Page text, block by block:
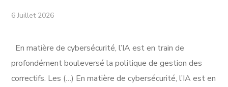
6 Juillet 2026
En matière de cybersécurité, l’IA est en train de
profondément bouleversé la politique de gestion des
correctifs. Les (…) En matière de cybersécurité, l’IA est en